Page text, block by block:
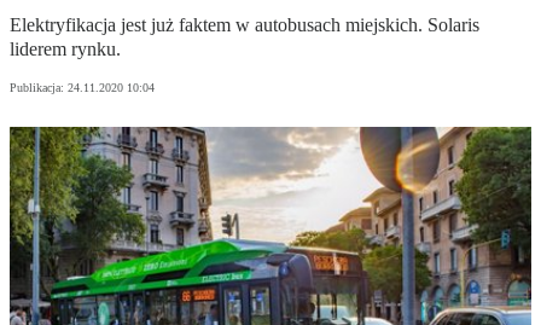
Elektryfikacja jest już faktem w autobusach miejskich. Solaris
liderem rynku.
Publikacja: 24.11.2020 10:04